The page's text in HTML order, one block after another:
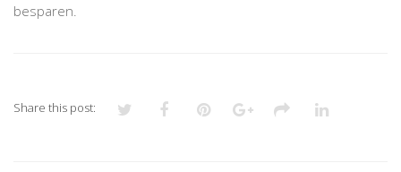
besparen.
Share this post: